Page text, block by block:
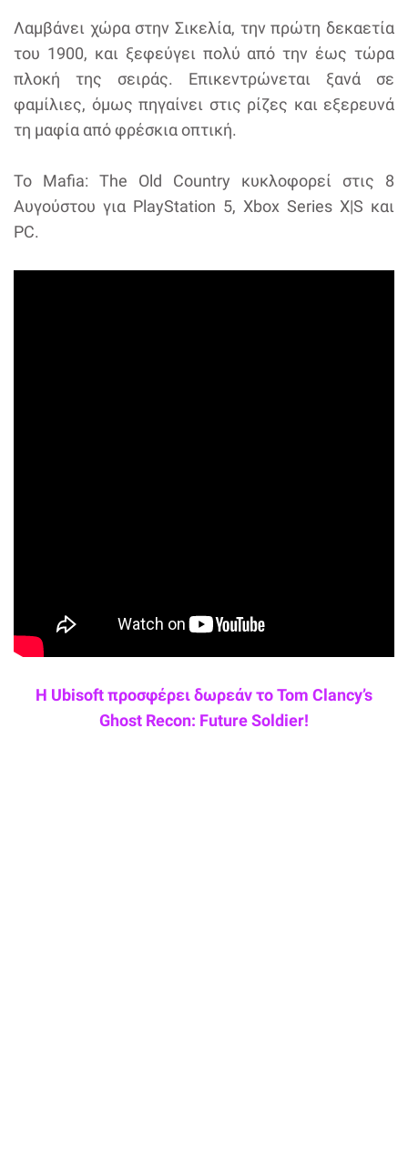
Λαμβάνει χώρα στην Σικελία, την πρώτη δεκαετία
του 1900, και ξεφεύγει πολύ από την έως τώρα
πλοκή της σειράς. Επικεντρώνεται ξανά σε
φαμίλιες, όμως πηγαίνει στις ρίζες και εξερευνά
τη μαφία από φρέσκια οπτική.
Το Mafia: The Old Country κυκλοφορεί στις 8
Αυγούστου για PlayStation 5, Xbox Series X|S και
PC.
Η Ubisoft προσφέρει δωρεάν το Tom Clancy’s
Ghost Recon: Future Soldier!